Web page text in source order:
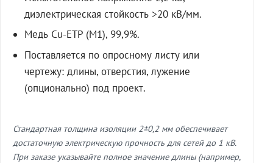
диэлектрическая стойкость >20 кВ/мм.
Медь Cu-ETP (M1), 99,9%.
Поставляется по опросному листу или
чертежу: длины, отверстия, лужение
(опционально) под проект.
Стандартная толщина изоляции 2±0,2 мм обеспечивает
достаточную электрическую прочность для сетей до 1 кВ.
При заказе указывайте полное значение длины (например,